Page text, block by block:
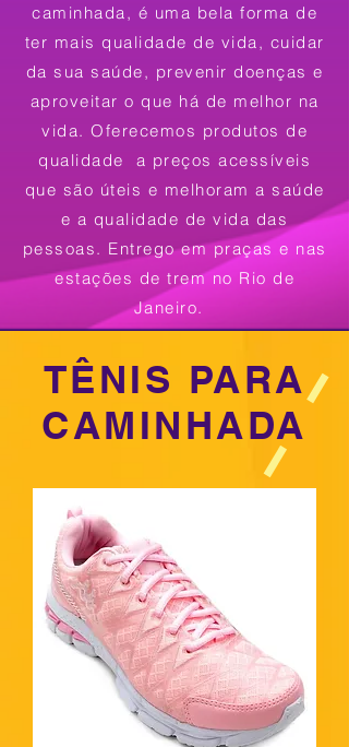
caminhada, é uma bela forma de
ter mais qualidade de vida, cuidar
da sua saúde, prevenir doenças e
aproveitar o que há de melhor na
vida. Oferecemos produtos de
qualidade a preços acessíveis
que são úteis e melhoram a saúde
e a qualidade de vida das
pessoas. Entrego em praças e nas
estações de trem no Rio de
Janeiro.
TÊNIS PARA
CAMINHADA